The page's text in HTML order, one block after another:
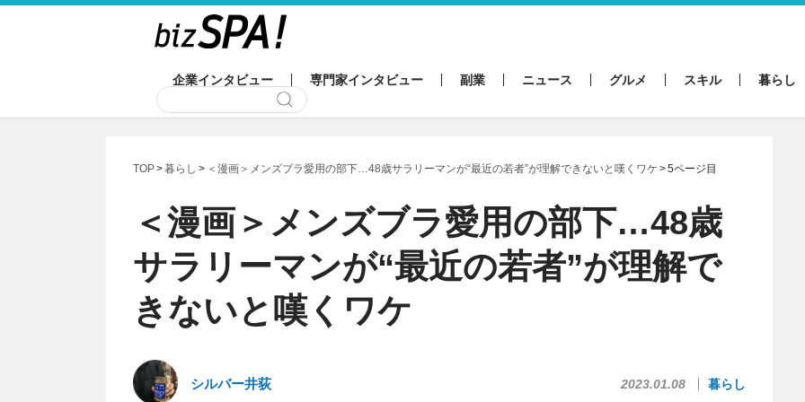
企業インタビュー 専門家インタビュー 副業 ニュース グルメ スキル 暮らし
TOP 暮らし ＜漫画＞メンズブラ愛用の部下…48歳サラリーマンが“最近の若者”が理解できないと嘆くワケ 5ページ目
＜漫画＞メンズブラ愛用の部下…48歳
サラリーマンが“最近の若者”が理解で
きないと嘆くワケ
シルバー井荻 2023.01.08 暮らし